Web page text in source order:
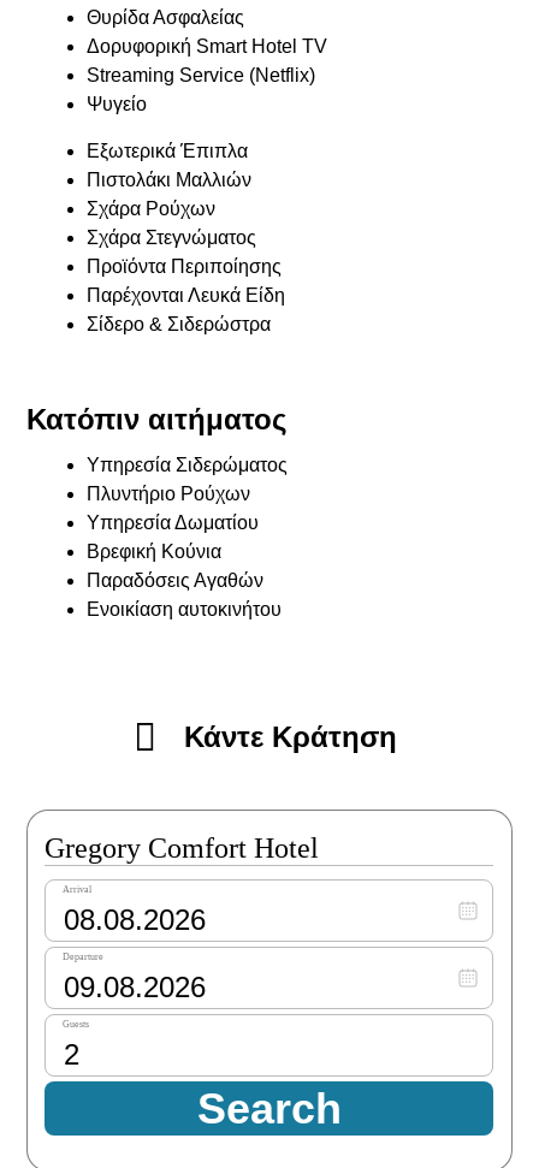
Θυρίδα Ασφαλείας
Δορυφορική Smart Hotel TV
Streaming Service (Netflix)
Ψυγείο
Εξωτερικά Έπιπλα
Πιστολάκι Μαλλιών
Σχάρα Ρούχων
Σχάρα Στεγνώματος
Προϊόντα Περιποίησης
Παρέχονται Λευκά Είδη
Σίδερο & Σιδερώστρα
Κατόπιν αιτήματος
Υπηρεσία Σιδερώματος
Πλυντήριο Ρούχων
Υπηρεσία Δωματίου
Βρεφική Κούνια
Παραδόσεις Αγαθών
Ενοικίαση αυτοκινήτου
Κάντε Κράτηση